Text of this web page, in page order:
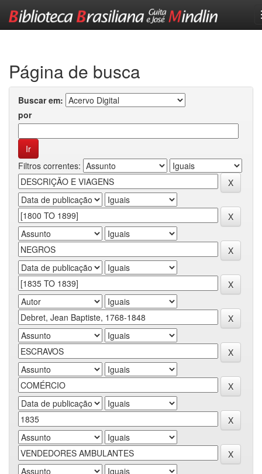
Página de busca
Buscar em:
por
Filtros correntes: